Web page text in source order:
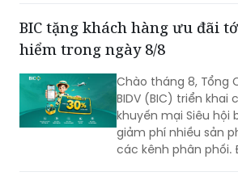
chợ & Triển lãm Sài
Chào tháng 8, Tổng
BIDV (BIC) triển khai
khuyến mại Siêu hội
giảm phí nhiều sản
các kênh phân phối.
trình ưu đãi có mức
của BIC ở trong
Luật hóa quyền thu giữ tài